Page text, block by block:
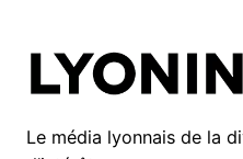
contenu
Le média lyonnais de la